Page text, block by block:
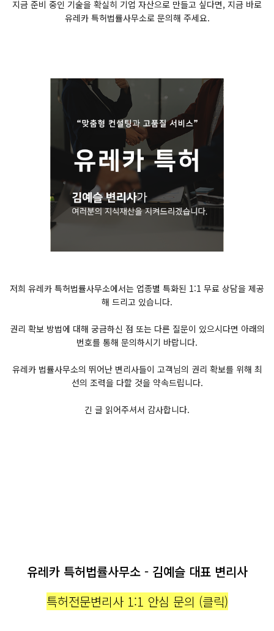
지금 준비 중인 기술을 확실히 기업 자산으로 만들고 싶다면, 지금 바로
유레카 특허법률사무소로 문의해 주세요.
저희 유레카 특허법률사무소에서는 업종별 특화된 1:1 무료 상담을 제공
해 드리고 있습니다.
권리 확보 방법에 대해 궁금하신 점 또는 다른 질문이 있으시다면 아래의
번호를 통해 문의하시기 바랍니다.
유레카 법률사무소의 뛰어난 변리사들이 고객님의 권리 확보를 위해 최
선의 조력을 다할 것을 약속드립니다.
긴 글 읽어주셔서 감사합니다.
유레카 특허법률사무소 - 김예슬 대표 변리사
특허전문변리사 1:1 안심 문의 (클릭)